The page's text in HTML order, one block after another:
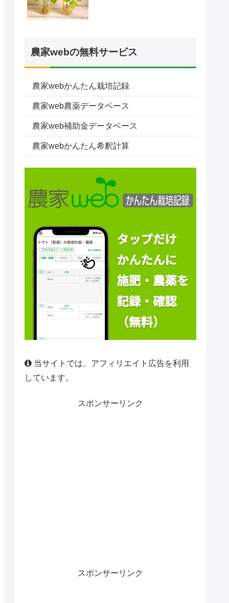
農家webの無料サービス
農家webかんたん栽培記録
農家web農薬データベース
農家web補助金データベース
農家webかんたん希釈計算
当サイトでは、アフィリエイト広告を利用
しています。
スポンサーリンク
スポンサーリンク